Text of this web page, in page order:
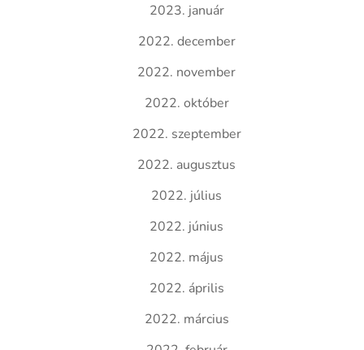
2023. január
2022. december
2022. november
2022. október
2022. szeptember
2022. augusztus
2022. július
2022. június
2022. május
2022. április
2022. március